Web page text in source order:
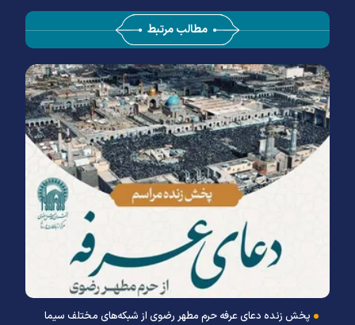
مطالب مرتبط
پخش زنده دعای عرفه حرم مطهر رضوی از شبکه‌های مختلف سیما